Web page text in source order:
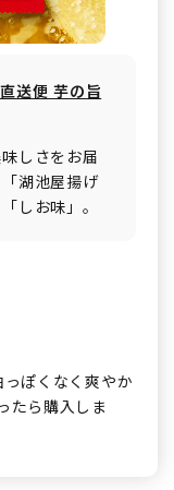
送便 芋の旨
しさをお届
湖池屋揚げ
しお味」。
ぽくなく爽やか
たら購入しま